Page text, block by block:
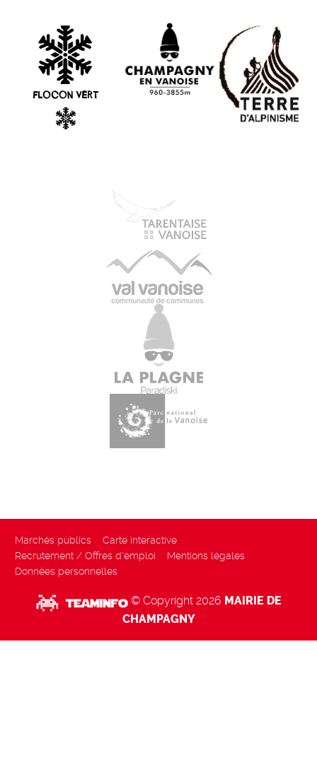
Marchés publics
Carte interactive
Recrutement / Offres d'emploi
Mentions légales
Données personnelles
© Copyright 2026 MAIRIE DE
CHAMPAGNY